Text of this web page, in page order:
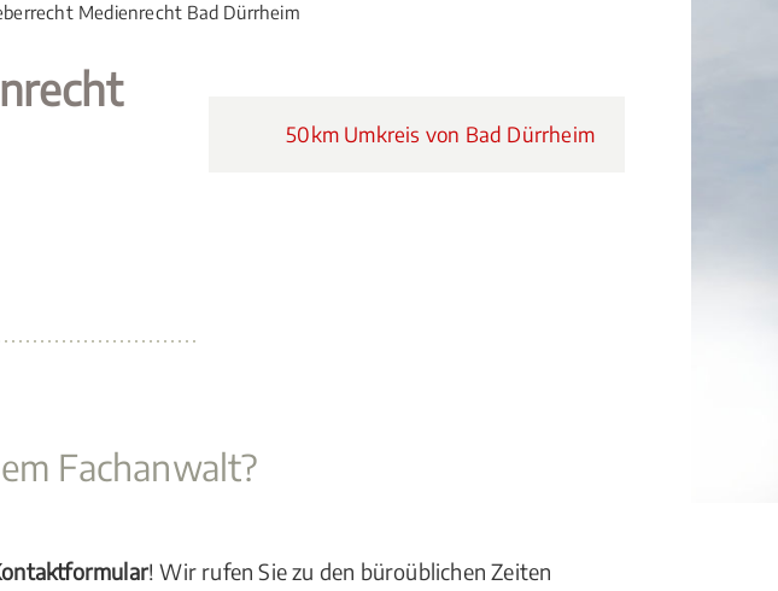
Medienrecht Bad Dürrheim
50km Umkreis von Bad Dürrheim
Fachanwalt?
! Wir rufen Sie zu den büroüblichen Zeiten